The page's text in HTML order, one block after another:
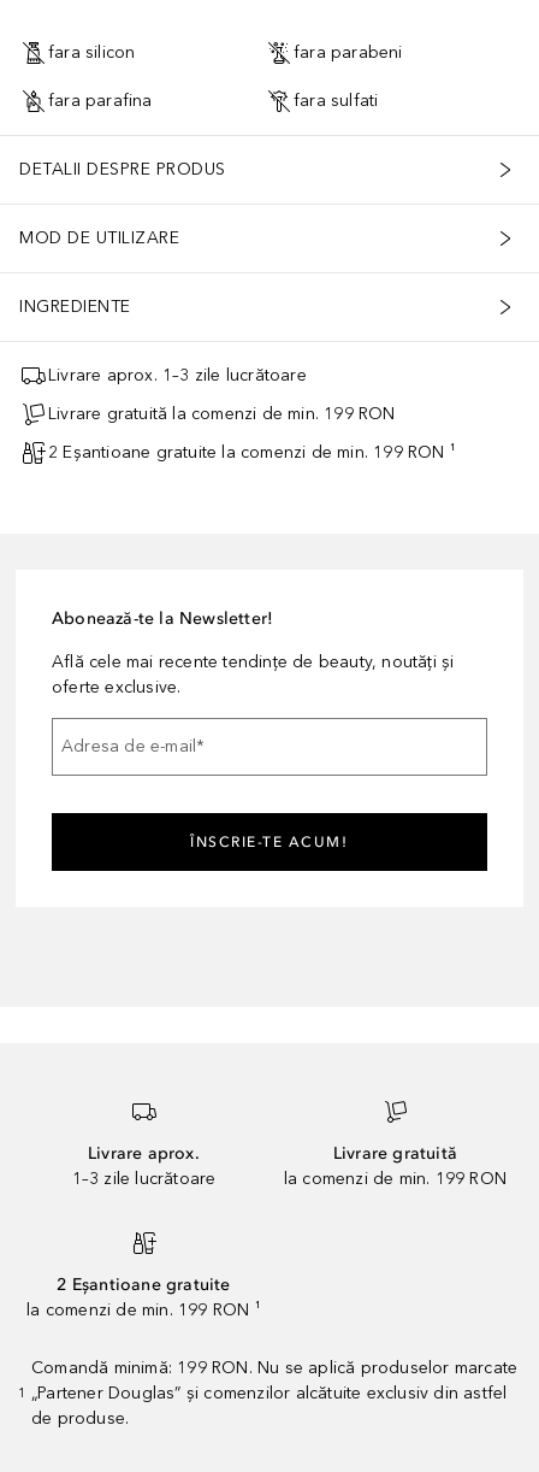
fara silicon fara parabeni
fara parafina fara sulfati
DETALII DESPRE PRODUS
MOD DE UTILIZARE
INGREDIENTE
Livrare aprox. 1–3 zile lucrătoare
Livrare gratuită la comenzi de min. 199 RON
2 Eșantioane gratuite la comenzi de min. 199 RON ¹
Abonează-te la Newsletter!
Află cele mai recente tendințe de beauty, noutăți și
oferte exclusive.
Adresa de e-mail*
ÎNSCRIE-TE ACUM!
Livrare aprox.
1–3 zile lucrătoare
Livrare gratuită
la comenzi de min. 199 RON
2 Eșantioane gratuite
la comenzi de min. 199 RON ¹
1
Comandă minimă: 199 RON. Nu se aplică produselor marcate
„Partener Douglas” și comenzilor alcătuite exclusiv din astfel
de produse.